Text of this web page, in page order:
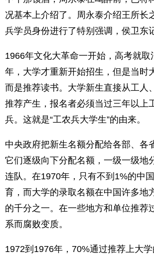
况基本上介绍了。周永泰介绍王所长
兵学员身份进行了特别强调，侯卫东
1966年文化大革命一开始，高考就取
年，大学才重新开始招生，但是当时
而是推荐读书。大学新生直接从工人
推荐产生，报名者必须当过三年以上
兵。这就是“工农兵大学生”的由来。
中央政府把新生名额分配给各部、各
它们逐级向下分配名额，一级一级地
连队。在1970年，只有不到1%的中
育，而大学的录取名额在中国许多地
的千分之一。在一些地方和单位推荐
系而腐败变质。
1972到1976年，70%通过推荐上大